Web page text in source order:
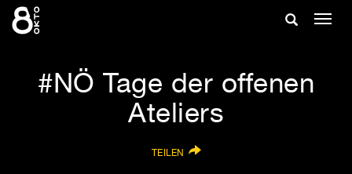
Zum
Inhalt
Suche
NÖ Tage der offenen
Ateliers
TEILEN